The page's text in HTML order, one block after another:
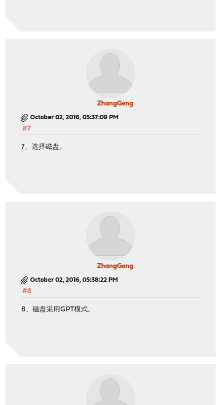
ZhangGeng
October 02, 2016, 05:37:09 PM
#7
7、选择磁盘。
ZhangGeng
October 02, 2016, 05:38:22 PM
#8
8、磁盘采用GPT模式。